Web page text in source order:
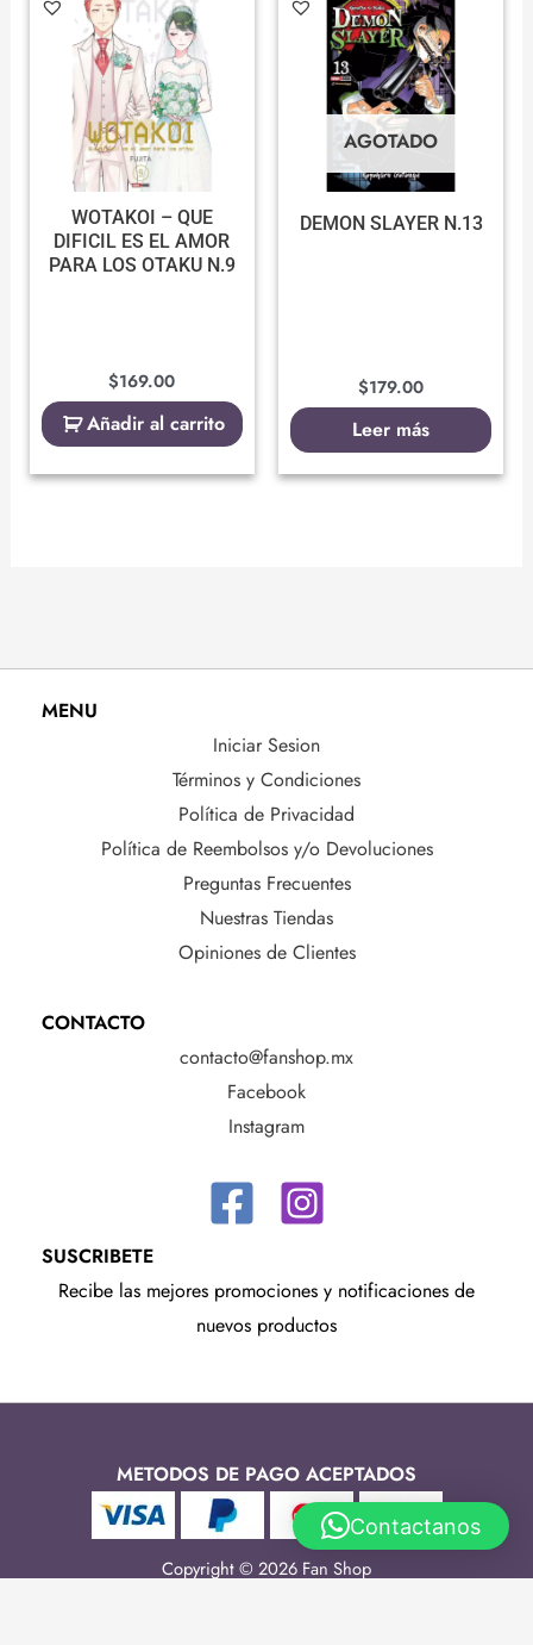
WOTAKOI – QUE
DIFICIL ES EL AMOR
PARA LOS OTAKU N.9
$169.00
Añadir al carrito
AGOTADO
DEMON SLAYER N.13
$179.00
Leer más
MENU
Iniciar Sesion
Términos y Condiciones
Política de Privacidad
Política de Reembolsos y/o Devoluciones
Preguntas Frecuentes
Nuestras Tiendas
Opiniones de Clientes
CONTACTO
contacto@fanshop.mx
Facebook
Instagram
SUSCRIBETE
Recibe las mejores promociones y notificaciones de
nuevos productos
METODOS DE PAGO ACEPTADOS
Copyright © 2026 Fan Shop
Contactanos